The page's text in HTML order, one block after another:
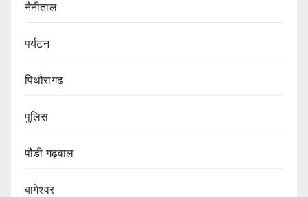
नैनीताल
पर्यटन
पिथौरागढ़
पुलिस
पौडी गढ़वाल
बागेश्वर